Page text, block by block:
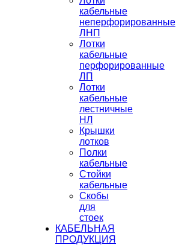
кабельные
неперфорированные
ЛНП
Лотки
кабельные
перфорированные
ЛП
Лотки
кабельные
лестничные
НЛ
Крышки
лотков
Полки
кабельные
Стойки
кабельные
Скобы
для
стоек
КАБЕЛЬНАЯ
ПРОДУКЦИЯ